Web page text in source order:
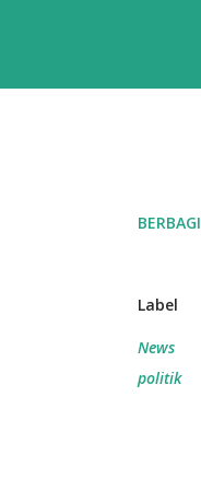
BERBAGI
Label
News
politik